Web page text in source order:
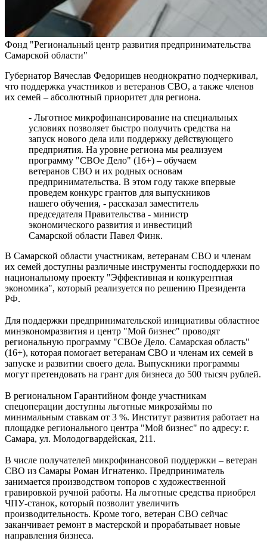
Реализация масштабных задач отрасли: Вячеслав Федорищев
вручил государственные и региональные награды в
преддверии Дня строителя
07.08.2026 | 17:04
Вместе на страже порядка: вклад добровольных народных
дружин в безопасность Самарской области
07.08.2026 | 17:02
7 августа Волга у берегов Самары прогрелась почти до 24 °C
07.08.2026 | 17:02
Самарского края
07.08.2026 | 16:58
Для зрителей от 5 до 150 лет: в Новокуйбышевске выпускают
спектакль по мотивам русской сказки
07.08.2026 | 16:50
65 школ Самары уже готовы к учебному году
07.08.2026 | 16:25
Россияне больше не готовы откладывать решение жилищного
вопроса: объем выдачи ипотеки вырос на 38 %
07.08.2026 | 16:13
Завершился первый Всероссийский турнир "Шахматы для
СВОих"
Полный цикл восстановления жители Правобережья Волги
проходят в Сызранской больнице
07.08.2026 | 16:10
В новом статусе: что известно об и. о. ректора Самарского
государственного института культуры
В Новокуйбышевске ушел из жизни заслуженный тренер
России Валерий Иванов
07.08.2026 | 15:55
Начали борьбу за трофей: футбольные клубы Самарской
области провели матчи первого тура группового этапа Кубка
России
В Самарской области закроют ж/д переезд у Кротовки с 21 по
22 августа
07.08.2026 | 15:31
Играют будущие олимпийцы: в тольяттинском
спорткомплексе "Олимп" стартовал гандбольный турнир
Аномальную жару прогнозируют в Самарской области 8
августа
07.08.2026 | 15:02
В Самаре пройдет открытый матч по следж-хоккею 8 августа
07.08.2026 | 15:01
Фонд "Региональный центр развития предпринимательства
Самарской области"
Губернатор Вячеслав Федорищев неоднократно подчеркивал,
что поддержка участников и ветеранов СВО, а также членов
их семей – абсолютный приоритет для региона.
- Льготное микрофинансирование на специальных
условиях позволяет быстро получить средства на
запуск нового дела или поддержку действующего
предприятия. На уровне региона мы реализуем
программу "СВОе Дело" (16+) – обучаем
ветеранов СВО и их родных основам
предпринимательства. В этом году также впервые
проведем конкурс грантов для выпускников
нашего обучения, - рассказал заместитель
председателя Правительства - министр
экономического развития и инвестиций
Самарской области Павел Финк.
В Самарской области участникам, ветеранам СВО и членам
их семей доступны различные инструменты господдержки по
национальному проекту "Эффективная и конкурентная
экономика", который реализуется по решению Президента
РФ.
Для поддержки предпринимательской инициативы областное
минэкономразвития и центр "Мой бизнес" проводят
региональную программу "СВОе Дело. Самарская область"
(16+), которая помогает ветеранам СВО и членам их семей в
запуске и развитии своего дела. Выпускники программы
могут претендовать на грант для бизнеса до 500 тысяч рублей.
В региональном Гарантийном фонде участникам
спецоперации доступны льготные микрозаймы по
минимальным ставкам от 3 %. Институт развития работает на
площадке регионального центра "Мой бизнес" по адресу: г.
Самара, ул. Молодогвардейская, 211.
В числе получателей микрофинансовой поддержки – ветеран
СВО из Самары Роман Игнатенко. Предприниматель
занимается производством топоров с художественной
гравировкой ручной работы. На льготные средства приобрел
ЧПУ-станок, который позволит увеличить
производительность. Кроме того, ветеран СВО сейчас
заканчивает ремонт в мастерской и прорабатывает новые
направления бизнеса.